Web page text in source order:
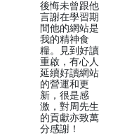
後悔未曾跟他
言謝在學習期
間他的網站是
我的精神食
糧。見到好讀
重啟，有心人
延續好讀網站
的營運和更
新，很是感
激，對周先生
的貢獻亦致萬
分感謝！